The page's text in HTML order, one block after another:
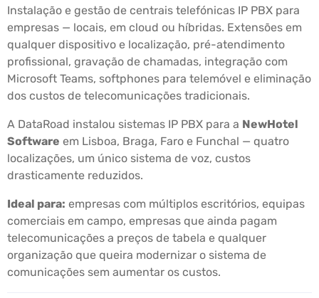
Instalação e gestão de centrais telefónicas IP PBX para
empresas — locais, em cloud ou híbridas. Extensões em
qualquer dispositivo e localização, pré-atendimento
profissional, gravação de chamadas, integração com
Microsoft Teams, softphones para telemóvel e eliminação
dos custos de telecomunicações tradicionais.
A DataRoad instalou sistemas IP PBX para a NewHotel
Software em Lisboa, Braga, Faro e Funchal — quatro
localizações, um único sistema de voz, custos
drasticamente reduzidos.
Ideal para: empresas com múltiplos escritórios, equipas
comerciais em campo, empresas que ainda pagam
telecomunicações a preços de tabela e qualquer
organização que queira modernizar o sistema de
comunicações sem aumentar os custos.